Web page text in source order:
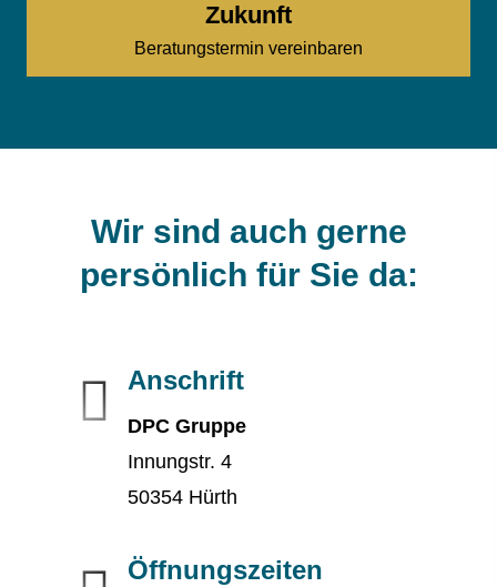
Zukunft
Beratungstermin vereinbaren
Wir sind auch gerne
persönlich für Sie da:
Anschrift
DPC Gruppe
Innungstr. 4
50354 Hürth
Öffnungszeiten